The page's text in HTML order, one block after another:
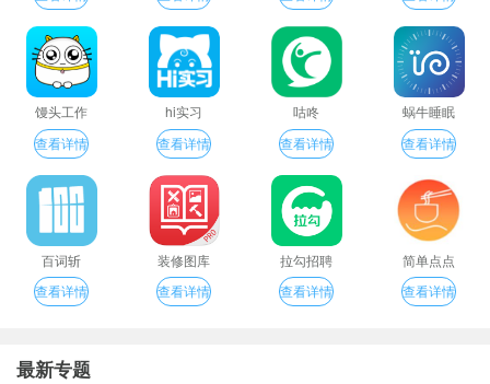
馒头工作
查看详情
hi实习
查看详情
咕咚
查看详情
蜗牛睡眠
查看详情
百词斩
查看详情
装修图库
查看详情
拉勾招聘
查看详情
简单点点
查看详情
最新专题